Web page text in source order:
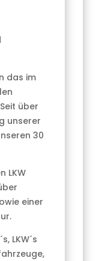
das im
über
unserer
30
LKW
einer
LKW´s